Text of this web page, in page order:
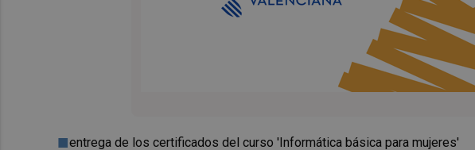
entrega de los certificados del curso 'Informática básica para mujeres'